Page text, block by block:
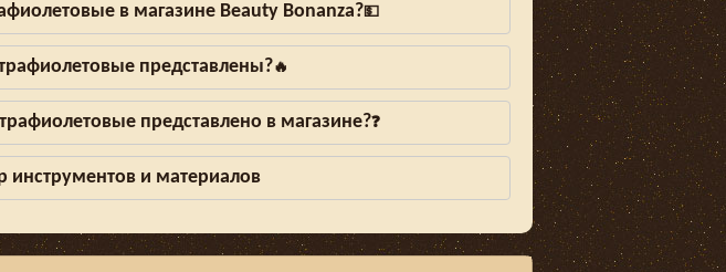
в магазине Beauty Bonanza?💵
представлены?🔥
представлено в магазине?❓
инструментов и материалов